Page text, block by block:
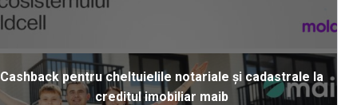
Cashback pentru cheltuielile notariale și cadastrale la
creditul imobiliar maib